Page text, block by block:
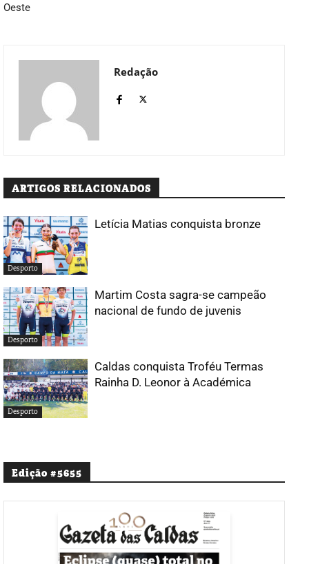
Oeste
Redação
ARTIGOS RELACIONADOS
Desporto
Letícia Matias conquista bronze
Desporto
Martim Costa sagra-se campeão
nacional de fundo de juvenis
Desporto
Caldas conquista Troféu Termas
Rainha D. Leonor à Académica
Edição #5655